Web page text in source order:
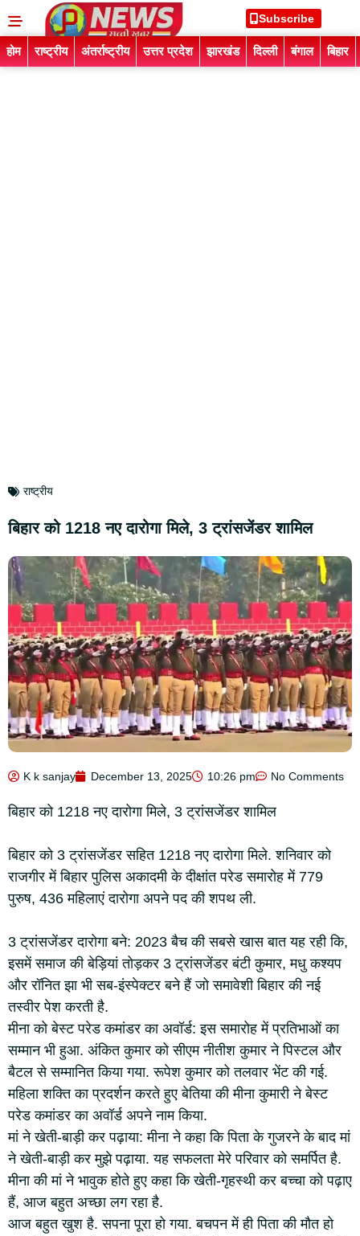
Subscribe
होम राष्ट्रीय अंतर्राष्ट्रीय उत्तर प्रदेश झारखंड दिल्ली बंगाल बिहार
राष्ट्रीय
बिहार को 1218 नए दारोगा मिले, 3 ट्रांसजेंडर शामिल
K k sanjay December 13, 2025 10:26 pm No Comments
बिहार को 1218 नए दारोगा मिले, 3 ट्रांसजेंडर शामिल
बिहार को 3 ट्रांसजेंडर सहित 1218 नए दारोगा मिले. शनिवार को
राजगीर में बिहार पुलिस अकादमी के दीक्षांत परेड समारोह में 779
पुरुष, 436 महिलाएं दारोगा अपने पद की शपथ ली.
3 ट्रांसजेंडर दारोगा बने: 2023 बैच की सबसे खास बात यह रही कि,
इसमें समाज की बेड़ियां तोड़कर 3 ट्रांसजेंडर बंटी कुमार, मधु कश्यप
और रॉनित झा भी सब-इंस्पेक्टर बने हैं जो समावेशी बिहार की नई
तस्वीर पेश करती है.
मीना को बेस्ट परेड कमांडर का अवॉर्ड: इस समारोह में प्रतिभाओं का
सम्मान भी हुआ. अंकित कुमार को सीएम नीतीश कुमार ने पिस्टल और
बैटल से सम्मानित किया गया. रूपेश कुमार को तलवार भेंट की गई.
महिला शक्ति का प्रदर्शन करते हुए बेतिया की मीना कुमारी ने बेस्ट
परेड कमांडर का अवॉर्ड अपने नाम किया.
मां ने खेती-बाड़ी कर पढ़ाया: मीना ने कहा कि पिता के गुजरने के बाद मां
ने खेती-बाड़ी कर मुझे पढ़ाया. यह सफलता मेरे परिवार को समर्पित है.
मीना की मां ने भावुक होते हुए कहा कि खेती-गृहस्थी कर बच्चा को पढ़ाए
हैं, आज बहुत अच्छा लग रहा है.
आज बहुत खुश है. सपना पूरा हो गया. बचपन में ही पिता की मौत हो